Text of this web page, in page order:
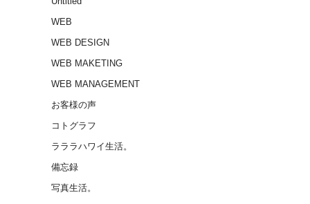
WEB
WEB DESIGN
WEB MAKETING
WEB MANAGEMENT
お客様の声
コトグラフ
ラララハワイ生活。
備忘録
写真生活。